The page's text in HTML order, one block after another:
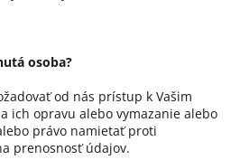
osoba?
od nás prístup k Vašim
ich opravu alebo vymazanie alebo
právo namietať proti
prenosnosť údajov.